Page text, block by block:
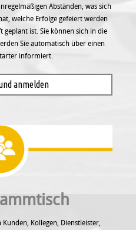
Abständen, was sich
welche Erfolge gefeiert werden
ist. Sie können sich in die
Sie automatisch über einen
informiert.
anmelden
Kollegen, Dienstleister,